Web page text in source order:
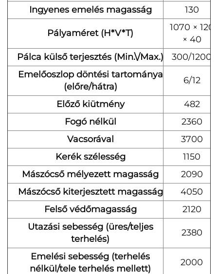
Ingyenes emelés magasság
130
Pályaméret (H*V*T)
1070 × 120
× 40
Pálca külső terjesztés (Min.\/Max.)
300/1200
Emelőoszlop döntési tartománya
(előre/hátra)
6/12
Előző kiütmény
482
Fogó nélkül
2360
Vacsorával
3700
Kerék szélesség
1150
Mászócső mélyezett magasság
2090
Mászócső kiterjesztett magasság
4050
Felső védőmagasság
2120
Utazási sebesség (üres/teljes
terhelés)
2380
Emelési sebesség (terhelés
nélkül/tele terhelés mellett)
2000